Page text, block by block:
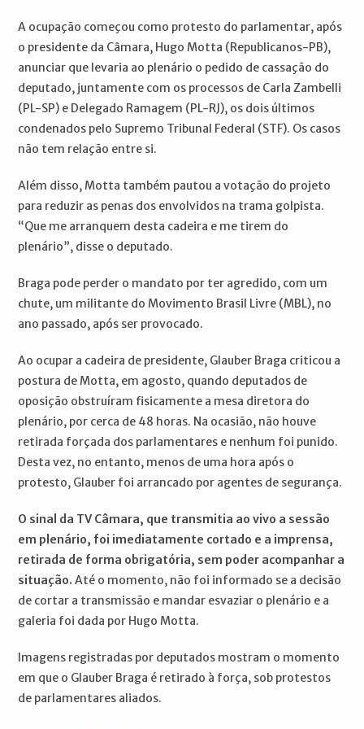
A ocupação começou como protesto do parlamentar, após
o presidente da Câmara, Hugo Motta (Republicanos-PB),
anunciar que levaria ao plenário o pedido de cassação do
deputado, juntamente com os processos de Carla Zambelli
(PL-SP) e Delegado Ramagem (PL-RJ), os dois últimos
condenados pelo Supremo Tribunal Federal (STF). Os casos
não tem relação entre si.
Além disso, Motta também pautou a votação do projeto
para reduzir as penas dos envolvidos na trama golpista.
“Que me arranquem desta cadeira e me tirem do
plenário”, disse o deputado.
Braga pode perder o mandato por ter agredido, com um
chute, um militante do Movimento Brasil Livre (MBL), no
ano passado, após ser provocado.
Ao ocupar a cadeira de presidente, Glauber Braga criticou a
postura de Motta, em agosto, quando deputados de
oposição obstruíram fisicamente a mesa diretora do
plenário, por cerca de 48 horas. Na ocasião, não houve
retirada forçada dos parlamentares e nenhum foi punido.
Desta vez, no entanto, menos de uma hora após o
protesto, Glauber foi arrancado por agentes de segurança.
O sinal da TV Câmara, que transmitia ao vivo a sessão
em plenário, foi imediatamente cortado e a imprensa,
retirada de forma obrigatória, sem poder acompanhar a
situação.Até o momento, não foi informado se a decisão
de cortar a transmissão e mandar esvaziar o plenário e a
galeria foi dada por Hugo Motta.
Imagens registradas por deputados mostram o momento
em que o Glauber Braga é retirado à força, sob protestos
de parlamentares aliados.